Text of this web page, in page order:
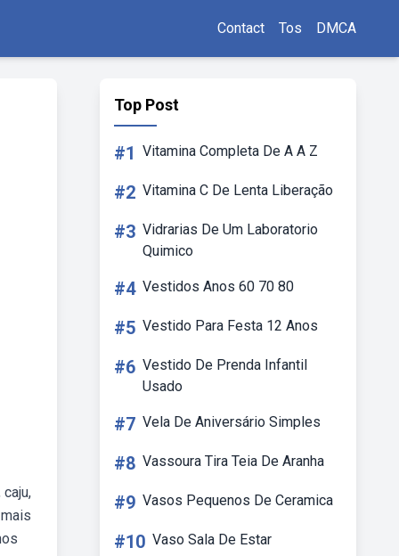
Contact Tos DMCA
Top Post
#1 Vitamina Completa De A A Z
#2 Vitamina C De Lenta Liberação
#3 Vidrarias De Um Laboratorio
Quimico
#4 Vestidos Anos 60 70 80
#5 Vestido Para Festa 12 Anos
#6 Vestido De Prenda Infantil
Usado
#7 Vela De Aniversário Simples
#8 Vassoura Tira Teia De Aranha
#9 Vasos Pequenos De Ceramica
#10 Vaso Sala De Estar